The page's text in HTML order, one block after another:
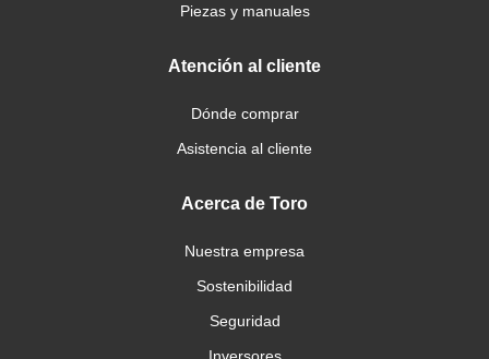
Piezas y manuales
Atención al cliente
Dónde comprar
Asistencia al cliente
Acerca de Toro
Nuestra empresa
Sostenibilidad
Seguridad